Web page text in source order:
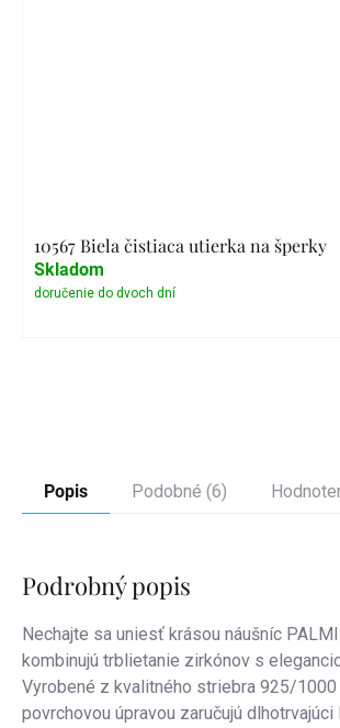
10567 Biela čistiaca utierka na šperky
Skladom
Popis Podobné (6)
Podrobný popis
Nechajte sa uniesť krásou náušníc
kombinujú trblietanie zirkónov s
Vyrobené z kvalitného striebra 925/1000
povrchovou úpravou zaručujú dlhotrvajúci